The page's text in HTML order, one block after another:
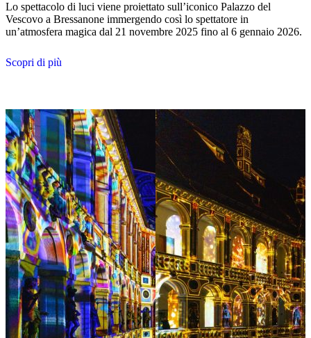
Lo spettacolo di luci viene proiettato sull’iconico Palazzo del
Vescovo a Bressanone immergendo così lo spettatore in
un’atmosfera magica dal 21 novembre 2025 fino al 6 gennaio 2026.
Scopri di più